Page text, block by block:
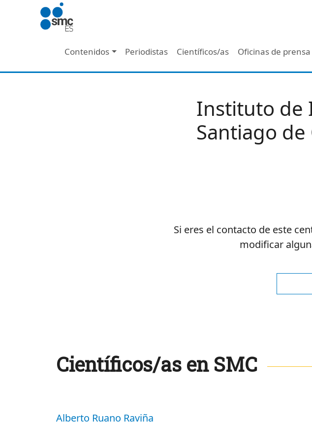
Pasar al contenido principal
Navegación principal - Header
Contenidos Periodistas Científicos/as Oficinas de prensa
Instituto de
Santiago
Si eres el contacto de este
modificar
Científicos/as en SMC
Alberto Ruano Raviña